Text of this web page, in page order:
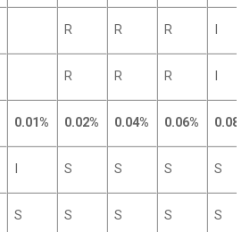
R R R
R R R
0.01% 0.02% 0.04% 0.06% 0.08%
S S S S
S S S S S